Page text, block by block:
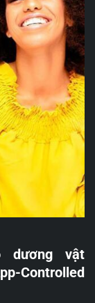
dương vật
Controlled